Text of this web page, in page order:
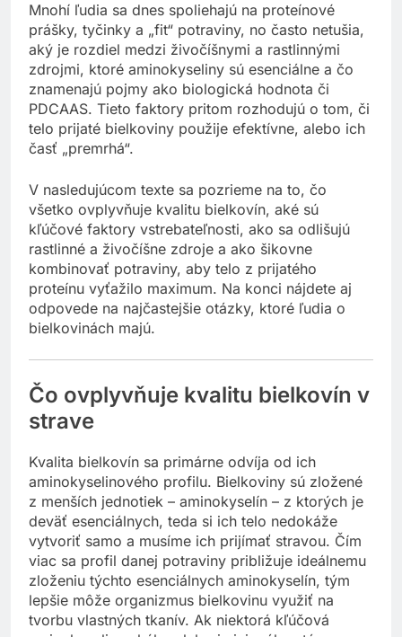
Mnohí ľudia sa dnes spoliehajú na proteínové
prášky, tyčinky a „fit“ potraviny, no často netušia,
aký je rozdiel medzi živočíšnymi a rastlinnými
zdrojmi, ktoré aminokyseliny sú esenciálne a čo
znamenajú pojmy ako biologická hodnota či
PDCAAS. Tieto faktory pritom rozhodujú o tom, či
telo prijaté bielkoviny použije efektívne, alebo ich
časť „premrhá“.
V nasledujúcom texte sa pozrieme na to, čo
všetko ovplyvňuje kvalitu bielkovín, aké sú
kľúčové faktory vstrebateľnosti, ako sa odlišujú
rastlinné a živočíšne zdroje a ako šikovne
kombinovať potraviny, aby telo z prijatého
proteínu vyťažilo maximum. Na konci nájdete aj
odpovede na najčastejšie otázky, ktoré ľudia o
bielkovinách majú.
Čo ovplyvňuje kvalitu bielkovín v
strave
Kvalita bielkovín sa primárne odvíja od ich
aminokyselinového profilu. Bielkoviny sú zložené
z menších jednotiek – aminokyselín – z ktorých je
deväť esenciálnych, teda si ich telo nedokáže
vytvoriť samo a musíme ich prijímať stravou. Čím
viac sa profil danej potraviny približuje ideálnemu
zloženiu týchto esenciálnych aminokyselín, tým
lepšie môže organizmus bielkovinu využiť na
tvorbu vlastných tkanív. Ak niektorá kľúčová